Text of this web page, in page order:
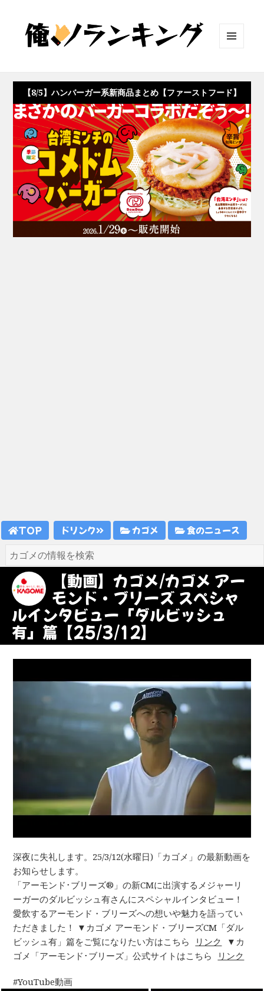
ット
【8/5】ハンバーガー系新商品まとめ【ファーストフード】
TOP ドリンク カゴメ 食のニュース
【動画】カゴメ/カゴメ アー
モンド・ブリーズ スペシャ
ルインタビュー「ダルビッシュ
有」篇【25/3/12】
深夜に失礼します。25/3/12(水曜日)「カゴメ」の最新動画を
お知らせします。
「アーモンド･ブリーズ®」の新CMに出演するメジャーリ
ーガーのダルビッシュ有さんにスペシャルインタビュー！
愛飲するアーモンド・ブリーズへの想いや魅力を語ってい
ただきました！ ▼カゴメ アーモンド・ブリーズCM「ダル
ビッシュ有」篇をご覧になりたい方はこちら
リンク
▼カ
ゴメ「アーモンド･ブリーズ」公式サイトはこちら
リンク
YouTube動画